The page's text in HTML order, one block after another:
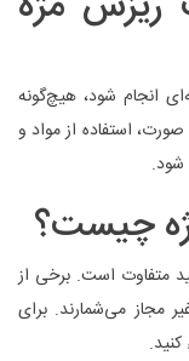
انجام شود، هیچ‌گونه
استفاده از مواد و
چیست؟
متفاوت است. برخی از
مجاز می‌شمارند. برای